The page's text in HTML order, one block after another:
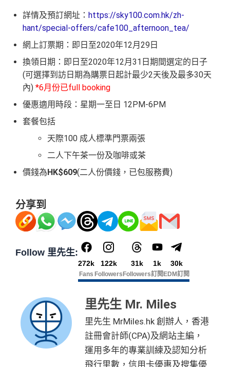
詳情及預訂網址： https://sky100.com.hk/zh-
hant/special-offers/cafe100_afternoon_tea/
網上訂票期：即日至2020年12月29日
換領日期：即日至2020年12月31日期間選定的日子
(可選擇到訪日期為購票日起計最少2天後及最多30天
內) *6月份已full booking
優惠適用時段：星期一至日 12PM-6PM
套餐包括
天際100 成人標準門票兩張
二人下午茶一份及咖啡或茶
價錢為 HK$609(二人份價錢，已包服務費)
分享到
Follow 里先生:
272k
Fans
122k
Followers
31k
Followers
1k
訂閱
30k
EDM訂閱
里先生 Mr. Miles
里先生 MrMiles.hk 創辦人，香港
註冊會計師(CPA)及網站主編，
運用多年的專業訓練及認知分析
飛行里數，信用卡優惠及搜集優